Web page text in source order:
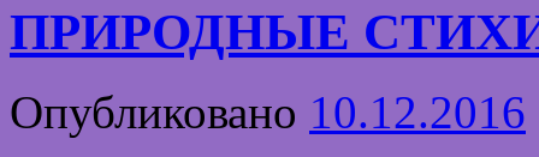
ПРИРОДНЫЕ
Опубликовано 10.12.2016